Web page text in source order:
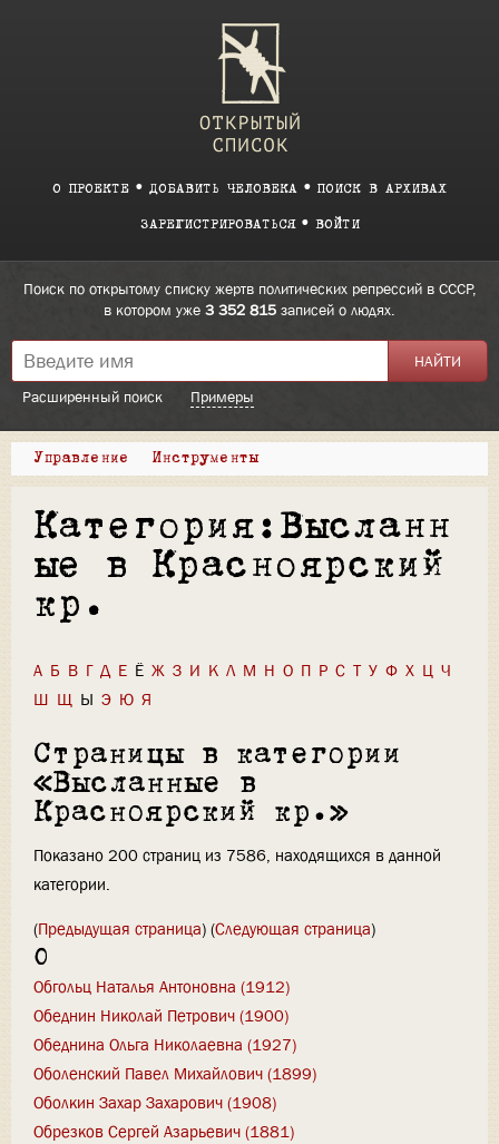
О ПРОЕКТЕ ДОБАВИТЬ ЧЕЛОВЕКА ПОИСК В АРХИВАХ
ЗАРЕГИСТРИРОВАТЬСЯ ВОЙТИ
Поиск по открытому списку жертв политических репрессий в СССР,
в котором уже 3 352 815 записей о людях.
Расширенный поиск Примеры
Управление Инструменты
Категория:Высланн
ые в Красноярский
кр.
А Б В Г Д Е Ё Ж З И К Л М Н О П Р С Т У Ф Х Ц Ч
Ш Щ Ы Э Ю Я
Страницы в категории
«Высланные в
Красноярский кр.»
Показано 200 страниц из 7586, находящихся в данной
категории.
(Предыдущая страница) (Следующая страница)
О
Обгольц Наталья Антоновна (1912)
Обеднин Николай Петрович (1900)
Обеднина Ольга Николаевна (1927)
Оболенский Павел Михайлович (1899)
Оболкин Захар Захарович (1908)
Обрезков Сергей Азарьевич (1881)